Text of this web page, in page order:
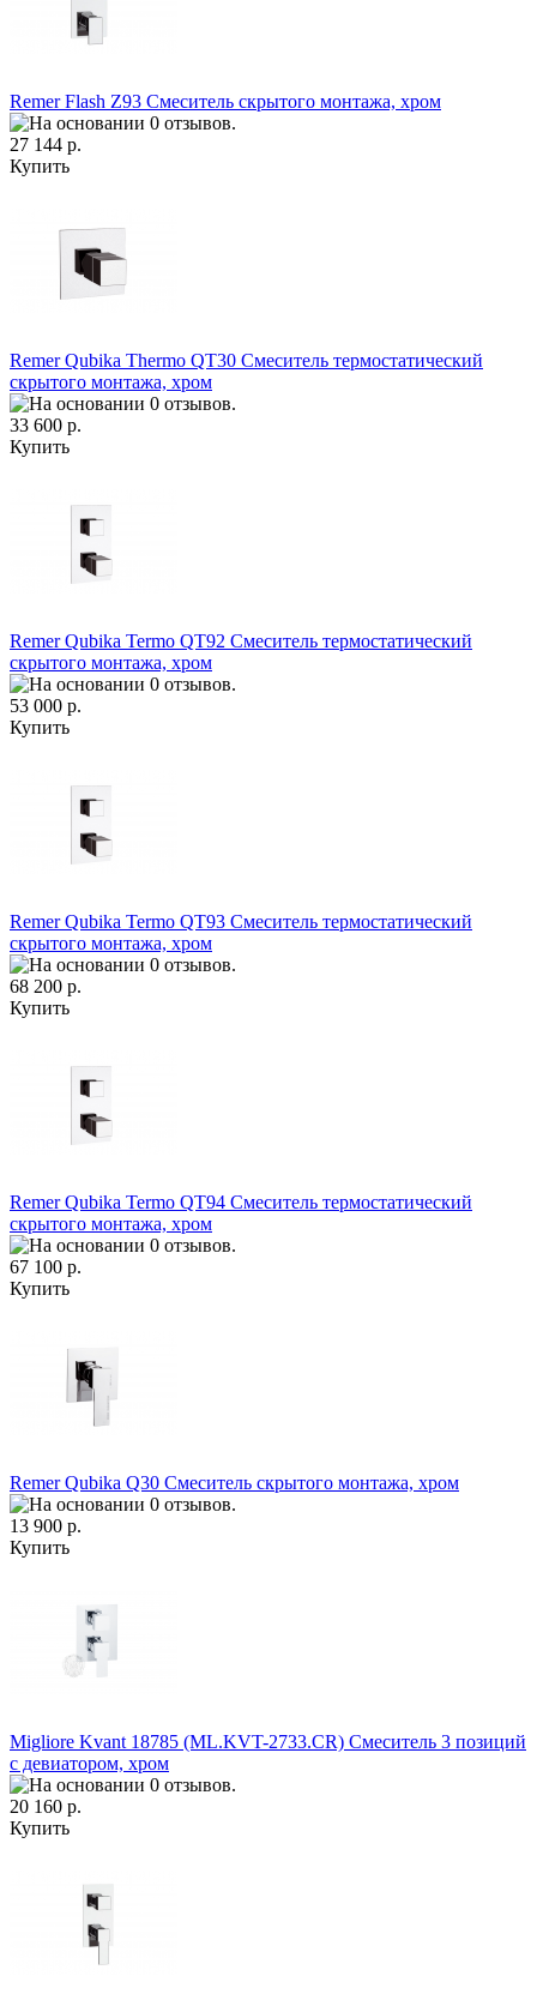
Remer Flash Z93 Смеситель скрытого монтажа, хром
27 144 р.
Купить
Remer Qubika Thermo QT30 Смеситель термостатический
скрытого монтажа, хром
33 600 р.
Купить
Remer Qubika Termo QT92 Смеситель термостатический
скрытого монтажа, хром
53 000 р.
Купить
Remer Qubika Termo QT93 Смеситель термостатический
скрытого монтажа, хром
68 200 р.
Купить
Remer Qubika Termo QT94 Смеситель термостатический
скрытого монтажа, хром
67 100 р.
Купить
Remer Qubika Q30 Смеситель скрытого монтажа, хром
13 900 р.
Купить
Migliore Kvant 18785 (ML.KVT-2733.CR) Смеситель 3 позиций
с девиатором, хром
20 160 р.
Купить